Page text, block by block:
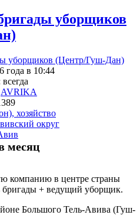
уборщиков
года в 10:44
всегда
AVRIKA
хозяйство
округ
месяц
компанию в центре страны
бригады + ведущий уборщик.
Большого Тель-Авива (Гуш-